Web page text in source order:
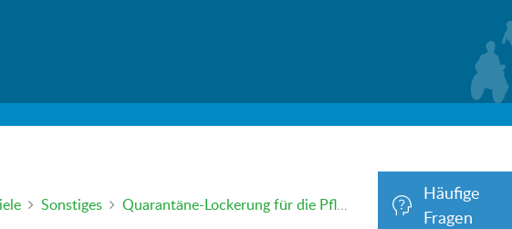
Sonstiges Quarantäne-Lockerung für die Pflege kranker Angehöriger
Häufige
Fragen